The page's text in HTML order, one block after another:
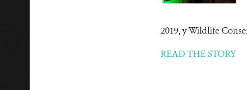
2019, y Wildlife
READ THE STORY